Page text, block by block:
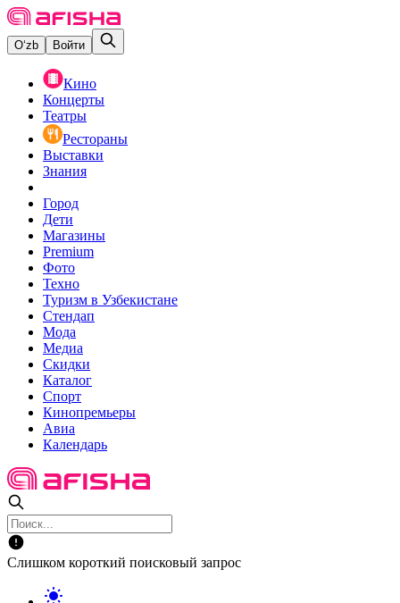
O‘zb Войти
Кино
Концерты
Театры
Рестораны
Выставки
Знания
Город
Дети
Магазины
Premium
Фото
Техно
Туризм в Узбекистане
Стендап
Мода
Медиа
Скидки
Каталог
Спорт
Кинопремьеры
Авиа
Календарь
Слишком короткий поисковый запрос